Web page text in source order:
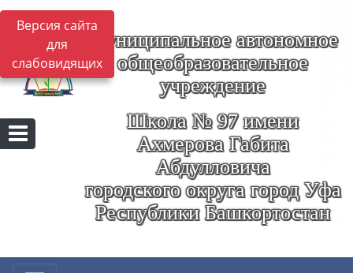
Версия сайта
для
слабовидящих
Муниципальное автономное
общеобразовательное
учреждение
Школа № 97 имени
Ахмерова Габита
Абдулловича
городского округа город Уфа
Республики Башкортостан